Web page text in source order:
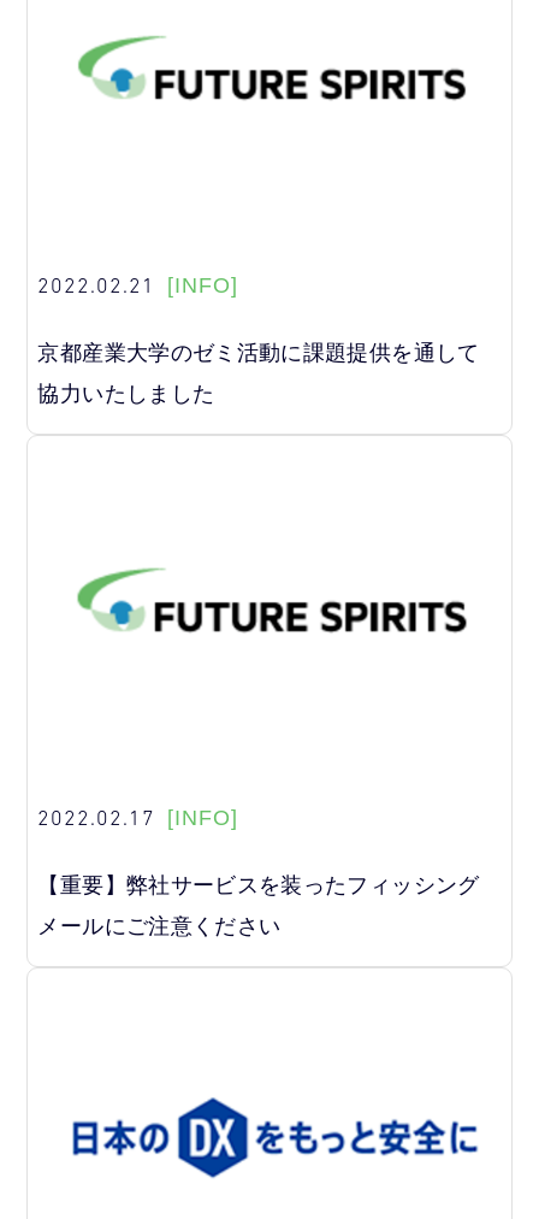
2022.02.21 [INFO]
京都産業大学のゼミ活動に課題提供を通して
協力いたしました
2022.02.17 [INFO]
【重要】弊社サービスを装ったフィッシング
メールにご注意ください